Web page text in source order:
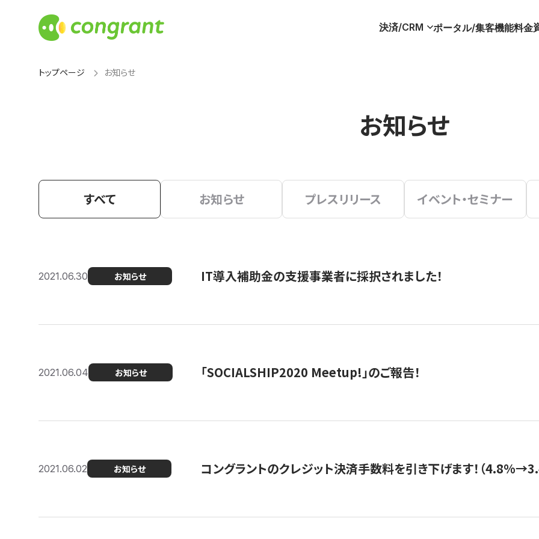
決済/CRM ポータル/集客機能料金
トップページ お知らせ
お知らせ
すべて お知らせ プレスリリース イベント・セミナー
2021.06.30 お知らせ IT導入補助金の支援事業者に採択されました！
2021.06.04 お知らせ 「SOCIALSHIP2020 Meetup!」のご報告！
2021.06.02 お知らせ コングラントのクレジット決済手数料を引き下げます！（